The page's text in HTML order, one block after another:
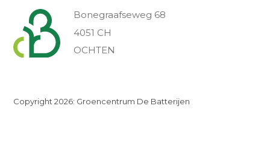
Bonegraafseweg 68
4051 CH
OCHTEN
Copyright 2026: Groencentrum De Batterijen